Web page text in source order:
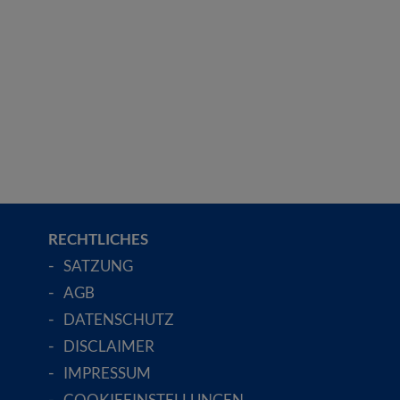
RECHTLICHES
SATZUNG
AGB
DATENSCHUTZ
DISCLAIMER
IMPRESSUM